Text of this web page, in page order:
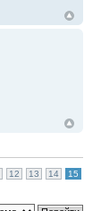
12 13 14 15